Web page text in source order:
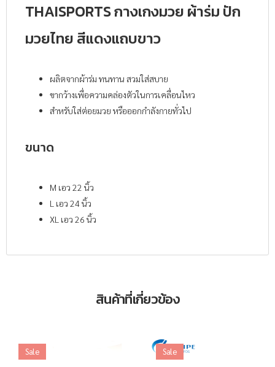
THAISPORTS กางเกงมวย ผ้าร่ม ปัก
มวยไทย สีแดงแถบขาว
ผลิตจากผ้าร่ม ทนทาน สวมใส่สบาย
ขากว้างเพื่อความคล่องตัวในการเคลื่อนไหว
สำหรับใส่ต่อยมวย หรือออกกำลังกายทั่วไป
ขนาด
M เอว 22 นิ้ว
L เอว 24 นิ้ว
XL เอว 26 นิ้ว
สินค้าที่เกี่ยวข้อง
Sale Sale